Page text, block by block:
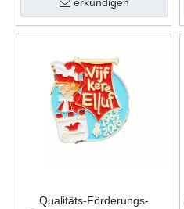
Legierungs-Karnevals-
Revers-Stift
Qualitäts-Förderungs-